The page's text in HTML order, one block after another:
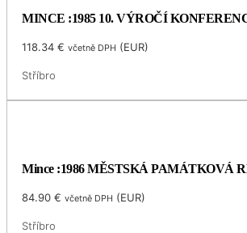
MINCE :1985 10. VÝROČÍ
118.34€ včetně DPH (EUR)
Stříbro
Mince :1986 MĚSTSKÁ PAMÁTKOVÁ
84.90€ včetně DPH (EUR)
Stříbro